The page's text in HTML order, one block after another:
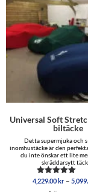
Universal Soft
biltäcke
Detta supermjuka och
inomhustäcke är den
du inte önskar ett lite
skräddarsytt
4,229.00kr –